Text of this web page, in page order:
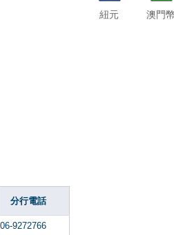
分行電話
06-9272766
紐元 澳門幣